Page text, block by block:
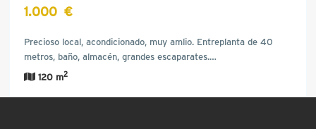
1.000 €
Precioso local, acondicionado, muy amlio. Entreplanta de 40
metros, baño, almacén, grandes escaparates.…
120 m2